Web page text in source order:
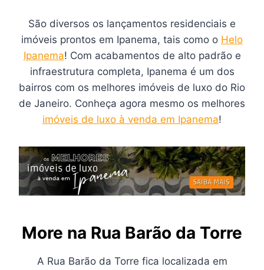
São diversos os lançamentos residenciais e
imóveis prontos em Ipanema, tais como o Helo
Ipanema! Com acabamentos de alto padrão e
infraestrutura completa, Ipanema é um dos
bairros com os melhores imóveis de luxo do Rio
de Janeiro. Conheça agora mesmo os melhores
imóveis de luxo à venda em Ipanema!
More na Rua Barão da Torre
A Rua Barão da Torre fica localizada em